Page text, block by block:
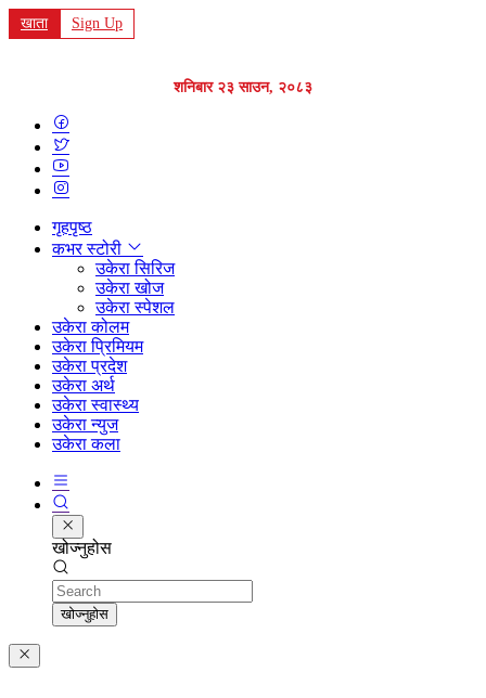
खाता Sign Up
शनिबार २३ साउन, २०८३
गृहपृष्ठ
कभर स्टोरी
उकेरा सिरिज
उकेरा खोज
उकेरा स्पेशल
उकेरा कोलम
उकेरा प्रिमियम
उकेरा प्रदेश
उकेरा अर्थ
उकेरा स्वास्थ्य
उकेरा न्युज
उकेरा कला
खोज्नुहोस
Search
खोज्नुहोस